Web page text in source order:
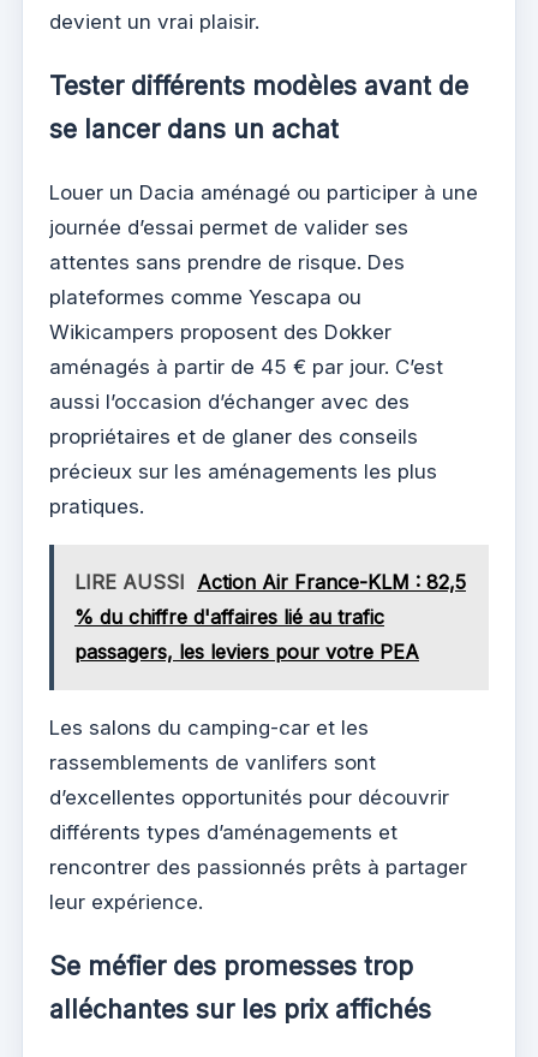
devient un vrai plaisir.
Tester différents modèles avant de
se lancer dans un achat
Louer un Dacia aménagé ou participer à une
journée d’essai permet de valider ses
attentes sans prendre de risque. Des
plateformes comme Yescapa ou
Wikicampers proposent des Dokker
aménagés à partir de 45 € par jour. C’est
aussi l’occasion d’échanger avec des
propriétaires et de glaner des conseils
précieux sur les aménagements les plus
pratiques.
LIRE AUSSI Action Air France-KLM : 82,5
% du chiffre d'affaires lié au trafic
passagers, les leviers pour votre PEA
Les salons du camping-car et les
rassemblements de vanlifers sont
d’excellentes opportunités pour découvrir
différents types d’aménagements et
rencontrer des passionnés prêts à partager
leur expérience.
Se méfier des promesses trop
alléchantes sur les prix affichés